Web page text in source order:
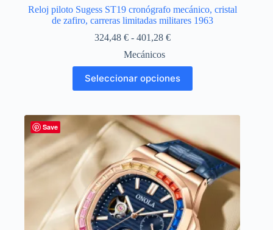
Reloj piloto Sugess ST19 cronógrafo mecánico, cristal
de zafiro, carreras limitadas militares 1963
324,48 € - 401,28 €Rango
desde
324,48 €
hasta
Mecánicos
Seleccionar opciones
producto
tiene
variantes.
Las
opciones
se
pueden
elegir
en
la
página
de
producto
Save